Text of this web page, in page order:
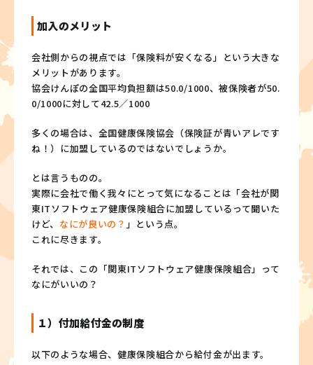
加入のメリット
会社側からの視点では「保険料が安くなる」という大きな
メリットがあります。
協会けんぽの全国平均負担額は50.0/1000、被保険者が50.
0/1000に対して42.5／1000
多くの場合は、全国健康保険協会（保険証が青いアレです
ね！）に加盟しているのではないでしょうか。
とは言うものの。
実際に会社で働く我々にとって気になることは「会社が関
東ITソフトウェア健康保険組合に加盟しているって聞いた
けど、 なにが良いの？ 」という点。
これに尽きます。
それでは、この「関東ITソフトウェア健康保険組合」って
なにがいいの？
１）付加給付金の制度
以下のような場合、健康保険組合から給付金が出ます。